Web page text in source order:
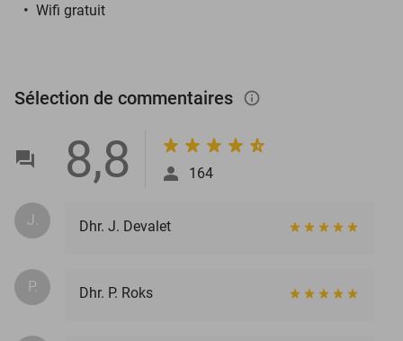
Wifi gratuit
Sélection de commentaires info_outlined
8,8 164
J. Dhr. J. Devalet
P. Dhr. P. Roks